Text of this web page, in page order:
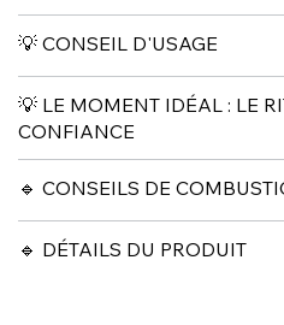
💡 CONSEIL D'USAGE
💡 LE MOMENT IDÉAL : LE
CONFIANCE
🔹 CONSEILS DE
🔹 DÉTAILS DU PRODUIT